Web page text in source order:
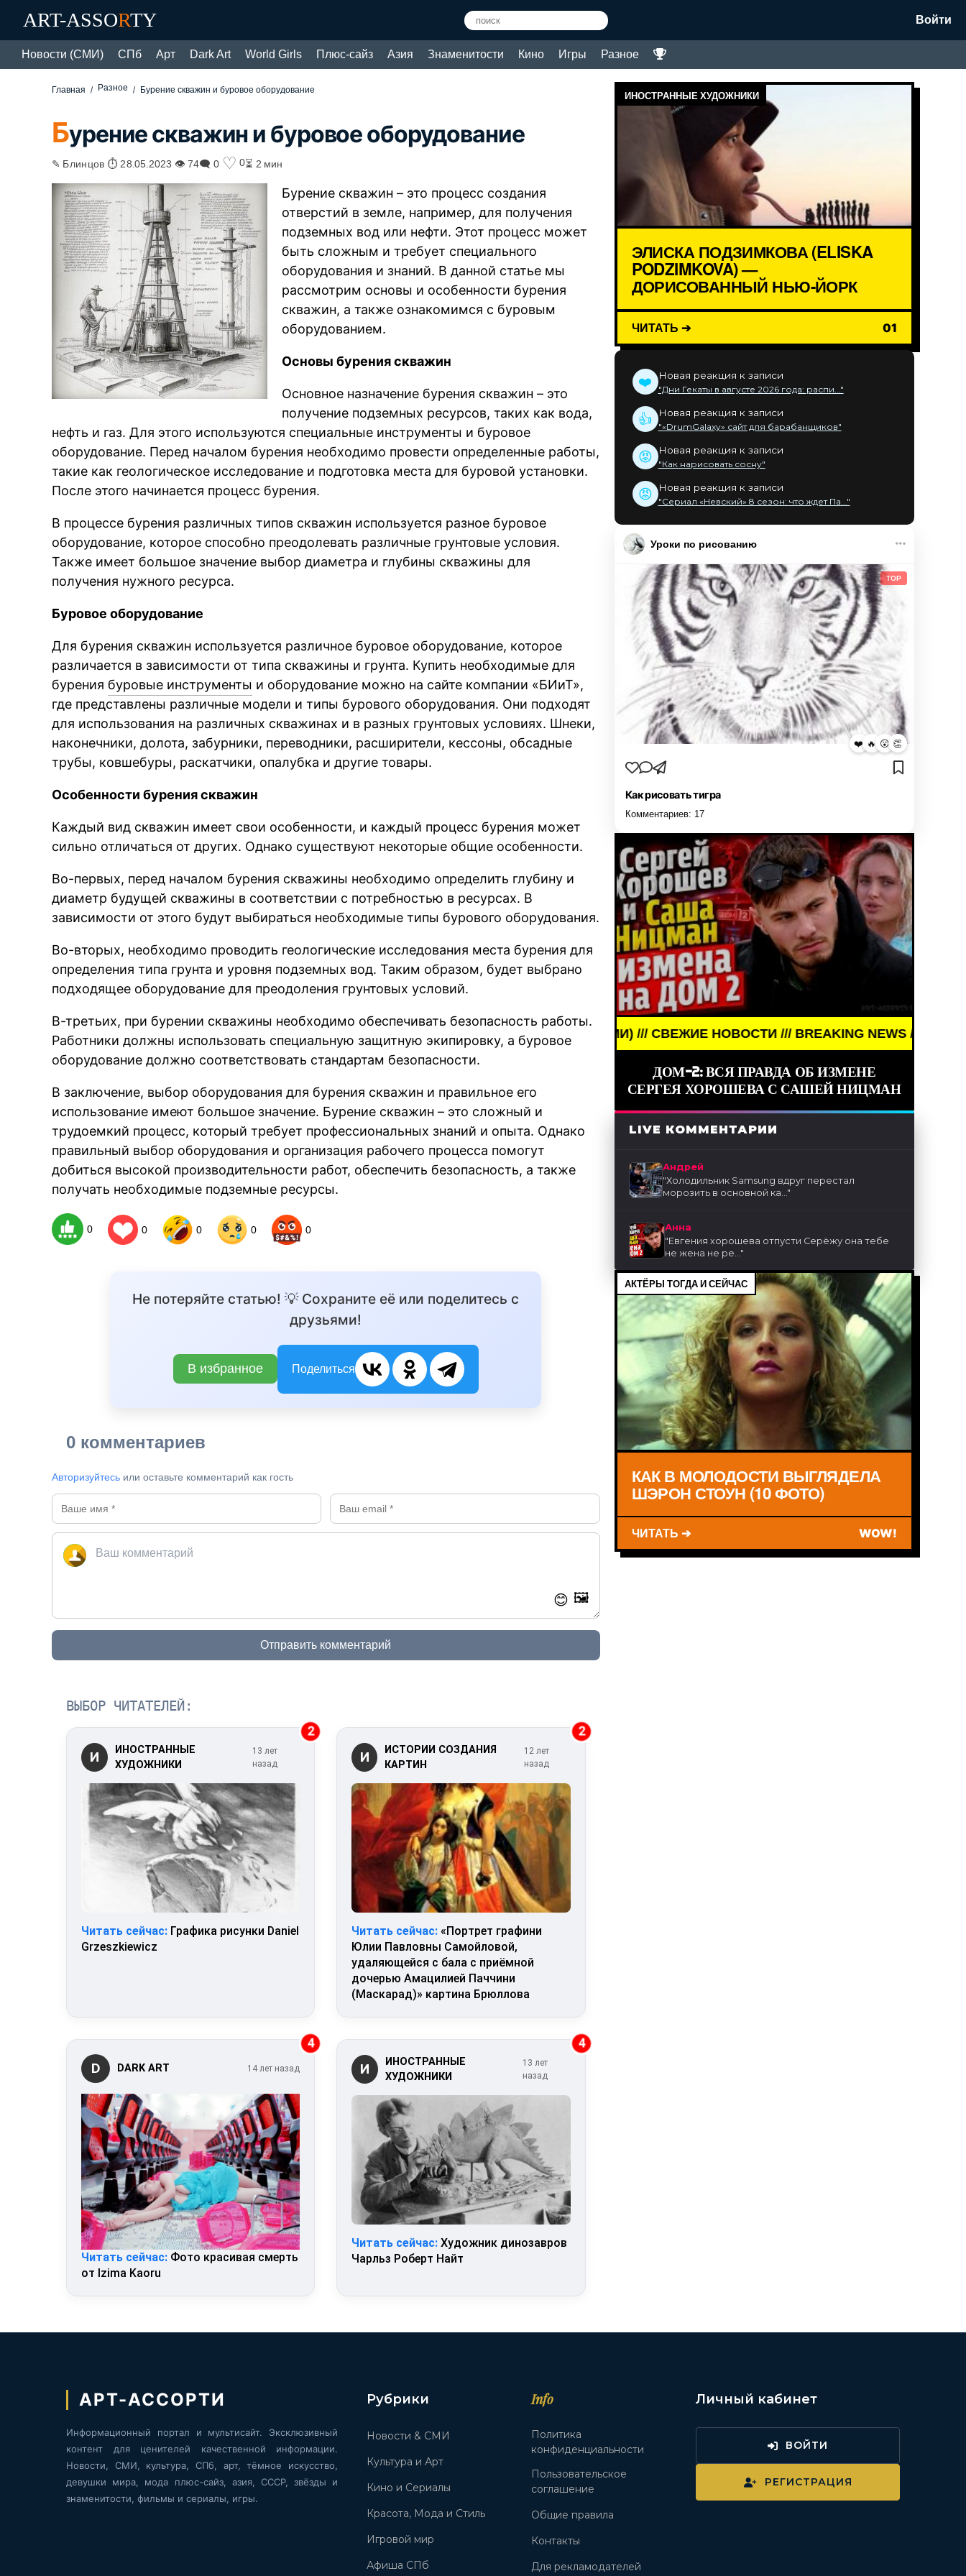
ART-ASSORTY Войти
Новости (СМИ) СПб Арт Dark Art World Girls Плюс-сайз Азия Знаменитости Кино Игры Разное
Главная Разное Бурение скважин и буровое оборудование
Бурение скважин и буровое оборудование
✎ Блинцов ⏱ 28.05.2023 👁 74🗨 0 ♡ 0⏳ 2 мин
Бурение скважин – это процесс создания
отверстий в земле, например, для получения
подземных вод или нефти. Этот процесс может
быть сложным и требует специального
оборудования и знаний. В данной статье мы
рассмотрим основы и особенности бурения
скважин, а также ознакомимся с буровым
оборудованием.
Основы бурения скважин
Основное назначение бурения скважин – это
получение подземных ресурсов, таких как вода,
нефть и газ. Для этого используются специальные инструменты и буровое
оборудование. Перед началом бурения необходимо провести определенные работы,
такие как геологическое исследование и подготовка места для буровой установки.
После этого начинается процесс бурения.
В процессе бурения различных типов скважин используется разное буровое
оборудование, которое способно преодолевать различные грунтовые условия.
Также имеет большое значение выбор диаметра и глубины скважины для
получения нужного ресурса.
Буровое оборудование
Для бурения скважин используется различное буровое оборудование, которое
различается в зависимости от типа скважины и грунта. Купить необходимые для
бурения буровые инструменты и оборудование можно на сайте компании «БИиТ»,
где представлены различные модели и типы бурового оборудования. Они подходят
для использования на различных скважинах и в разных грунтовых условиях. Шнеки,
наконечники, долота, забурники, переводники, расширители, кессоны, обсадные
трубы, ковшебуры, раскатчики, опалубка и другие товары.
Особенности бурения скважин
Каждый вид скважин имеет свои особенности, и каждый процесс бурения может
сильно отличаться от других. Однако существуют некоторые общие особенности.
Во-первых, перед началом бурения скважины необходимо определить глубину и
диаметр будущей скважины в соответствии с потребностью в ресурсах. В
зависимости от этого будут выбираться необходимые типы бурового оборудования.
Во-вторых, необходимо проводить геологические исследования места бурения для
определения типа грунта и уровня подземных вод. Таким образом, будет выбрано
подходящее оборудование для преодоления грунтовых условий.
В-третьих, при бурении скважины необходимо обеспечивать безопасность работы.
Работники должны использовать специальную защитную экипировку, а буровое
оборудование должно соответствовать стандартам безопасности.
В заключение, выбор оборудования для бурения скважин и правильное его
использование имеют большое значение. Бурение скважин – это сложный и
трудоемкий процесс, который требует профессиональных знаний и опыта. Однако
правильный выбор оборудования и организация рабочего процесса помогут
добиться высокой производительности работ, обеспечить безопасность, а также
получать необходимые подземные ресурсы.
0 0 0 0 0
Не потеряйте статью! 💡 Сохраните её или поделитесь с
друзьями!
В избранное Поделиться
0 комментариев
Авторизуйтесь или оставьте комментарий как гость
😊 🖼️
Отправить комментарий
ВЫБОР ЧИТАТЕЛЕЙ:
2
И
ИНОСТРАННЫЕ
ХУДОЖНИКИ
13 лет
назад
Читать сейчас: Графика рисунки Daniel
Grzeszkiewicz
2
И
ИСТОРИИ СОЗДАНИЯ
КАРТИН
12 лет
назад
Читать сейчас: «Портрет графини
Юлии Павловны Самойловой,
удаляющейся с бала с приёмной
дочерью Амацилией Паччини
(Маскарад)» картина Брюллова
4
D DARK ART 14 лет назад
Читать сейчас: Фото красивая смерть
от Izima Kaoru
4
И
ИНОСТРАННЫЕ
ХУДОЖНИКИ
13 лет
назад
Читать сейчас: Художник динозавров
Чарльз Роберт Найт
ИНОСТРАННЫЕ ХУДОЖНИКИ
ЭЛИСКА ПОДЗИМКОВА (ELISKA
PODZIMKOVA) —
ДОРИСОВАННЫЙ НЬЮ-ЙОРК
ЧИТАТЬ ➔ 01
❤️ Новая реакция к записи
"Дни Гекаты в августе 2026 года: распи..."
👍 Новая реакция к записи
"«DrumGalaxy» сайт для барабанщиков"
😡 Новая реакция к записи
"Как нарисовать сосну"
😡 Новая реакция к записи
"Сериал «Невский» 8 сезон: что ждет Па..."
Уроки по рисованию
TOP
❤️ 🔥 😮 👏
Как рисовать тигра
Комментариев: 17
BREAKING NEWS /// НОВОСТИ (СМИ) /// СВЕЖИЕ НОВОСТИ /// BREAKING NEWS /// НОВОСТИ
ДОМ-2: ВСЯ ПРАВДА ОБ ИЗМЕНЕ
СЕРГЕЯ ХОРОШЕВА С САШЕЙ НИЦМАН
LIVE КОММЕНТАРИИ
Андрей
"Холодильник Samsung вдруг перестал
морозить в основной ка..."
Анна
"Евгения хорошева отпусти Серёжу она тебе
не жена не ре..."
АКТЁРЫ ТОГДА И СЕЙЧАС
КАК В МОЛОДОСТИ ВЫГЛЯДЕЛА
ШЭРОН СТОУН (10 ФОТО)
ЧИТАТЬ ➔ WOW!
АРТ-АССОРТИ
Информационный портал и мультисайт. Эксклюзивный
контент для ценителей качественной информации.
Новости, СМИ, культура, СПб, арт, тёмное искусство,
девушки мира, мода плюс-сайз, азия, СССР, звёзды и
знаменитости, фильмы и сериалы, игры.
Рубрики
Новости & СМИ
Культура и Арт
Кино и Сериалы
Красота, Мода и Стиль
Игровой мир
Афиша СПб
Info
Политика
конфиденциальности
Пользовательское
соглашение
Общие правила
Контакты
Для рекламодателей
Личный кабинет
ВОЙТИ
РЕГИСТРАЦИЯ